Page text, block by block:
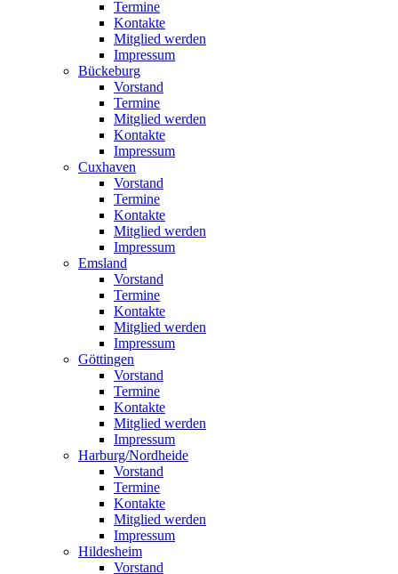
Termine
Kontakte
Mitglied werden
Impressum
Bückeburg
Vorstand
Termine
Mitglied werden
Kontakte
Impressum
Cuxhaven
Vorstand
Termine
Kontakte
Mitglied werden
Impressum
Emsland
Vorstand
Termine
Kontakte
Mitglied werden
Impressum
Göttingen
Vorstand
Termine
Kontakte
Mitglied werden
Impressum
Harburg/Nordheide
Vorstand
Termine
Kontakte
Mitglied werden
Impressum
Hildesheim
Vorstand